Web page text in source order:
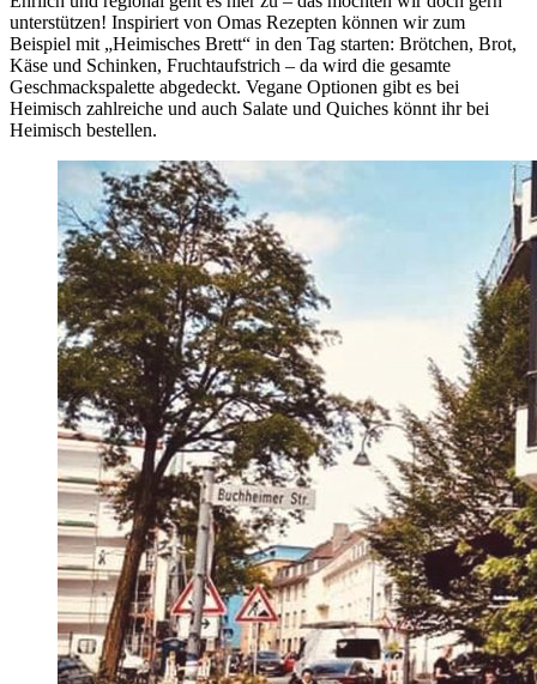
unterstützen! Inspiriert von Omas Rezepten können wir zum
Beispiel mit „Heimisches Brett“ in den Tag starten: Brötchen, Brot,
Käse und Schinken, Fruchtaufstrich – da wird die gesamte
Geschmackspalette abgedeckt. Vegane Optionen gibt es bei
Heimisch zahlreiche und auch Salate und Quiches könnt ihr bei
Heimisch bestellen.